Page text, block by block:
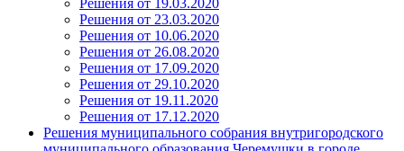
Решения от 19.03.2020
Решения от 23.03.2020
Решения от 10.06.2020
Решения от 26.08.2020
Решения от 17.09.2020
Решения от 29.10.2020
Решения от 19.11.2020
Решения от 17.12.2020
Решения муниципального собрания внутригородского